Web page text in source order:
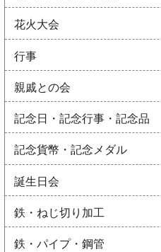
花火大会
行事
親戚との会
記念日・記念行事・記念品
記念貨幣・記念メダル
誕生日会
鉄・ねじ切り加工
鉄・パイプ・鋼管